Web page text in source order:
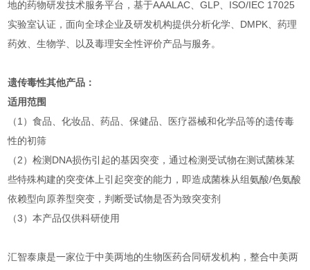
地的药物研发技术服务平台，基于AAALAC、GLP、ISO/IEC 17025
实验室认证，面向全球企业及研发机构提供分析化学、DMPK、药理
药效、生物学、以及毒理安全性评价产品与服务。
遗传毒性其他产品：
适用范围
（1）食品、化妆品、药品、保健品、医疗器械和化学品等的遗传毒
性的初筛
（2）检测DNA损伤引起的基因突变，通过检测受试物在测试菌株某
些特殊构建的突变体上引起突变的能力，即造成菌株从组氨酸/色氨酸
依赖型向原养型突变，判断受试物是否为致突变剂
（3）本产品仅供科研使用
汇智泰康是一家位于中美两地的生物医药合同研发机构，整合中美两